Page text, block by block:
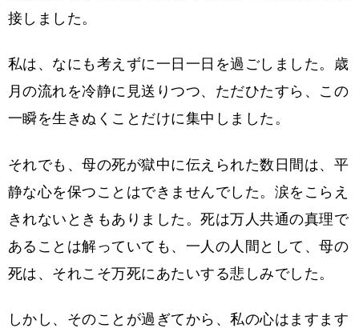
接しました。
私は、なにも考えずに一日一日を過ごしました。歳
月の流れを冷静に見送りつつ、ただひたすら、この
一瞬を生きぬくことだけに集中しました。
それでも、母の死が獄中に伝えられた数日間は、平
静な心を保つことはできませんでした。涙をこらえ
きれないときもありました。死は万人共通の真理で
あることは解っていても、一人の人間として、母の
死は、それこそ万死にあたいする悲しみでした。
しかし、そのことが過ぎてから、私の心はますます